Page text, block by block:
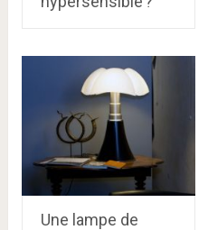
Une lampe de